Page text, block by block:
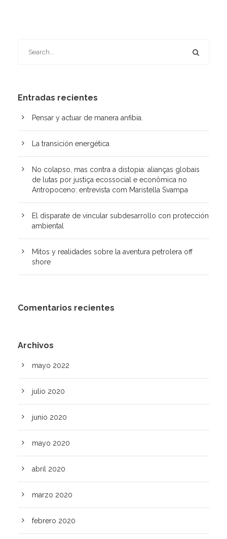
Entradas recientes
Pensar y actuar de manera anfibia.
La transición energética
No colapso, mas contra a distopia: alianças globais
de lutas por justiça ecossocial e econômica no
Antropoceno: entrevista com Maristella Svampa
El disparate de vincular subdesarrollo con protección
ambiental
Mitos y realidades sobre la aventura petrolera off
shore
Comentarios recientes
Archivos
mayo 2022
julio 2020
junio 2020
mayo 2020
abril 2020
marzo 2020
febrero 2020